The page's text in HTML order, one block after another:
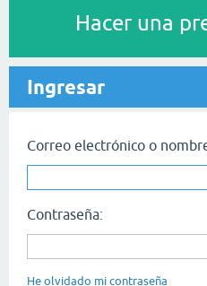
Hacer una
Ingresar
Correo electrónico o
Contraseña:
He olvidado mi contraseña